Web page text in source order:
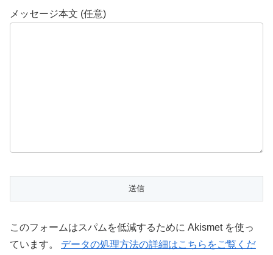
メッセージ本文 (任意)
このフォームはスパムを低減するために Akismet を使っ
ています。 データの処理方法の詳細はこちらをご覧くだ